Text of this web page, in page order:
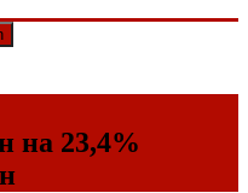
на 23,4%